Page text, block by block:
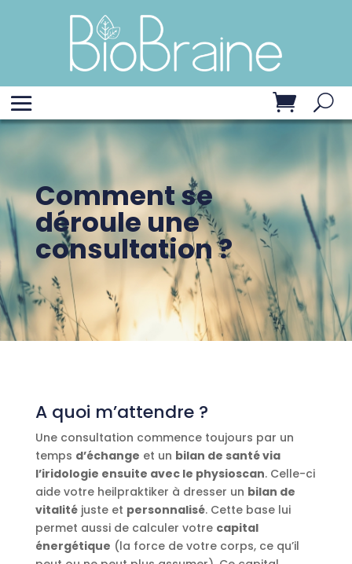
Comment se
déroule une
consultation ?
A quoi m’attendre ?
Une consultation commence toujours par un
temps d’échange et un bilan de santé via
l’iridologie ensuite avec le physioscan. Celle-ci
aide votre heilpraktiker à dresser un bilan de
vitalité juste et personnalisé. Cette base lui
permet aussi de calculer votre capital
énergétique (la force de votre corps, ce qu’il